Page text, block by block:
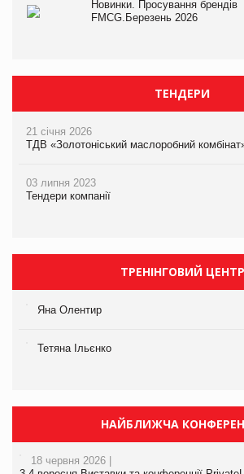
Новинки. Просування брендів
FMCG.Березень 2026
ТЕНДЕРИ
21 січня 2026
ТДВ «Золотоніський маслоробний
03 липня 2023
Тендери компанії
ТРЕНІНГОВИЙ ЦЕНТР
Яна Олентир
Тетяна Ільєнко
НАЙБЛИЖЧА
18 червня 2026 |